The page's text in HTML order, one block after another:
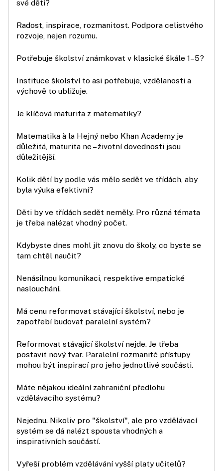
své děti?
Radost, inspirace, rozmanitost. Podpora celistvého
rozvoje, nejen rozumu.
Potřebuje školství známkovat v klasické škále 1–5?
Instituce školství to asi potřebuje, vzdělanosti a
výchově to ubližuje.
Je klíčová maturita z matematiky?
Matematika à la Hejný nebo Khan Academy je
důležitá, maturita ne – životní dovednosti jsou
důležitější.
Kolik dětí by podle vás mělo sedět ve třídách, aby
byla výuka efektivní?
Děti by ve třídách sedět neměly. Pro různá témata
je třeba nalézat vhodný počet.
Kdybyste dnes mohl jít znovu do školy, co byste se
tam chtěl naučit?
Nenásilnou komunikaci, respektive empatické
naslouchání.
Má cenu reformovat stávající školství, nebo je
zapotřebí budovat paralelní systém?
Reformovat stávající školství nejde. Je třeba
postavit nový tvar. Paralelní rozmanité přístupy
mohou být inspirací pro jeho jednotlivé součásti.
Máte nějakou ideální zahraniční předlohu
vzdělávacího systému?
Nejednu. Nikoliv pro "školství", ale pro vzdělávací
systém se dá nalézt spousta vhodných a
inspirativních součástí.
Vyřeší problém vzdělávání vyšší platy učitelů?